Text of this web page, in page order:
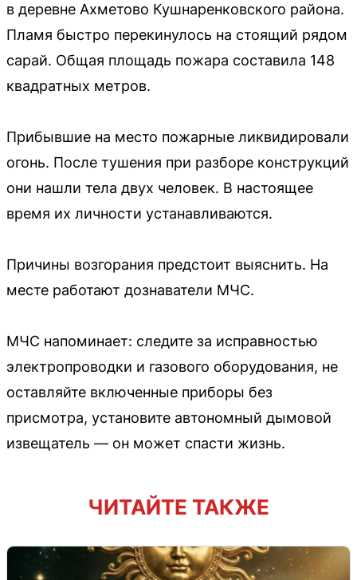
в деревне Ахметово Кушнаренковского района.
Пламя быстро перекинулось на стоящий рядом
сарай. Общая площадь пожара составила 148
квадратных метров.
Прибывшие на место пожарные ликвидировали
огонь. После тушения при разборе конструкций
они нашли тела двух человек. В настоящее
время их личности устанавливаются.
Причины возгорания предстоит выяснить. На
месте работают дознаватели МЧС.
МЧС напоминает: следите за исправностью
электропроводки и газового оборудования, не
оставляйте включенные приборы без
присмотра, установите автономный дымовой
извещатель — он может спасти жизнь.
ЧИТАЙТЕ ТАКЖЕ